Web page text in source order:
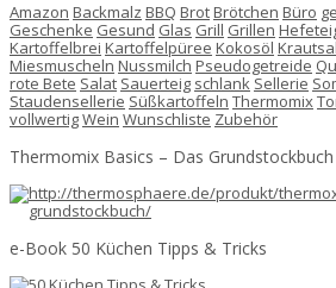
Amazon Backmalz BBQ BrotBrötchen Büro
Geschenke Gesund Glas Grill Grillen
Kartoffelbrei Kartoffelpüree Kokosöl
Miesmuscheln Nussmilch Pseudogetreide
rote Bete Salat Sauerteig schlank Sellerie
Staudensellerie Süßkartoffeln Thermomix
vollwertigWein Wunschliste Zubehör
Thermomix Basics – Das Grundstockbuch
e-Book 50 Küchen Tipps & Tricks